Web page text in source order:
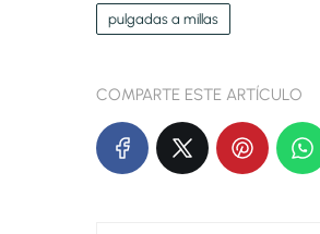
pulgadas a millas
COMPARTE ESTE ARTÍCULO